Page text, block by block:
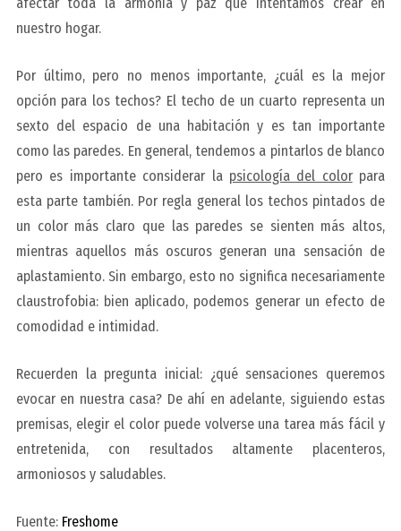
nuestro hogar.
Por último, pero no menos importante, ¿cuál es la mejor
opción para los techos? El techo de un cuarto representa un
sexto del espacio de una habitación y es tan importante
como las paredes. En general, tendemos a pintarlos de blanco
pero es importante considerar la psicología del colorpara
esta parte también. Por regla general los techos pintados de
un color más claro que las paredes se sienten más altos,
mientras aquellos más oscuros generan una sensación de
aplastamiento. Sin embargo, esto no significa necesariamente
claustrofobia: bien aplicado, podemos generar un efecto de
comodidad e intimidad.
Recuerden la pregunta inicial: ¿qué sensaciones queremos
evocar en nuestra casa? De ahí en adelante, siguiendo estas
premisas, elegir el color puede volverse una tarea más fácil y
entretenida, con resultados altamente placenteros,
armoniosos y saludables.
Fuente: Freshome